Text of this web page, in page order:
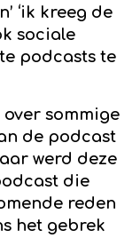
‘ik kreeg de
sociale
podcasts te
sommige
de podcast
werd deze
die
reden
het gebrek